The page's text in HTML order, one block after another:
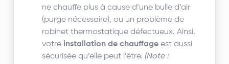
ne chauffe plus à cause d’une bulle d’air
(purge nécessaire), ou un problème de
robinet thermostatique défectueux. Ainsi,
votre installation de chauffage est aussi
sécurisée qu’elle peut l’être. (Note :